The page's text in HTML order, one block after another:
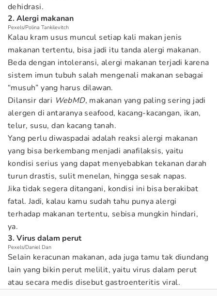
dehidrasi.
2. Alergi makanan
Pexels/Polina Tankilevitch
Kalau kram usus muncul setiap kali makan jenis
makanan tertentu, bisa jadi itu tanda alergi makanan.
Beda dengan intoleransi, alergi makanan terjadi karena
sistem imun tubuh salah mengenali makanan sebagai
“musuh” yang harus dilawan.
Dilansir dari WebMD, makanan yang paling sering jadi
alergen di antaranya seafood, kacang-kacangan, ikan,
telur, susu, dan kacang tanah.
Yang perlu diwaspadai adalah reaksi alergi makanan
yang bisa berkembang menjadi anafilaksis, yaitu
kondisi serius yang dapat menyebabkan tekanan darah
turun drastis, sulit menelan, hingga sesak napas.
Jika tidak segera ditangani, kondisi ini bisa berakibat
fatal. Jadi, kalau kamu sudah tahu punya alergi
terhadap makanan tertentu, sebisa mungkin hindari,
ya.
3. Virus dalam perut
Pexels/Daniel Dan
Selain keracunan makanan, ada juga tamu tak diundang
lain yang bikin perut melilit, yaitu virus dalam perut
atau secara medis disebut gastroenteritis viral.